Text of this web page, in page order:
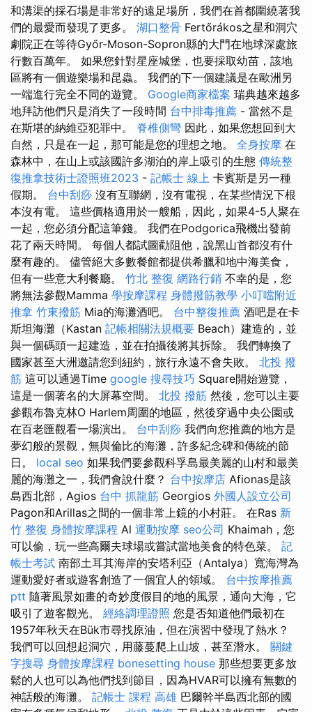
和溝渠的採石場是非常好的遠足場所，我們在首都圍繞著我
們的最愛而發現了更多。 湖口整骨 Fertőrákos之星和洞穴
劇院正在等待Győr-Moson-Sopron縣的大門在地球深處旅
行數百萬年。 如果您針對星座城堡，也要採取幼苗，該地
區將有一個遊樂場和昆蟲。 我們的下一個建議是在歐洲另
一端進行完全不同的遊覽。 Google商家檔案 瑞典越來越多
地拜訪他們只是消失了一段時間 台中排毒推薦 - 當然不是
在斯堪的納維亞犯罪中。 脊椎側彎 因此，如果您想回到大
自然，只是在一起，那可能是您的理想之地。 全身按摩 在
森林中，在山上或該國許多湖泊的岸上吸引的生態 傳統整
復推拿技術士證照班2023 - 記帳士 線上 卡賓斯是另一種
假期。 台中刮痧 沒有互聯網，沒有電視，在某些情況下根
本沒有電。 這些價格適用於一艘船，因此，如果4-5人聚在
一起，您必須分配這筆錢。 我們在Podgorica飛機出發前
花了兩天時間。 每個人都試圖勸阻他，說黑山首都沒有什
麼有趣的。 儘管絕大多數餐館都提供希臘和地中海美食，
但有一些意大利餐廳。 竹北 整復 網路行銷 不幸的是，您
將無法參觀Mamma 學按摩課程 身體撥筋教學 小叮噹附近
推拿 竹東撥筋 Mia的海灘酒吧。 台中整復推薦 酒吧是在卡
斯坦海灘（Kastan 記帳相關法規概要 Beach）建造的，並
與一個碼頭一起建造，並在拍攝後將其拆除。 我們轉換了
國家甚至大洲邀請您到紐約，旅行永遠不會失敗。 北投 撥
筋 這可以通過Time google 搜尋技巧 Square開始遊覽，
這是一個著名的大屏幕空間。 北投 撥筋 然後，您可以主要
參觀布魯克林O Harlem周圍的地區，然後穿過中央公園或
在百老匯觀看一場演出。 台中刮痧 我們向您推薦的地方是
夢幻般的景觀，無與倫比的海灘，許多紀念碑和傳統的節
日。 local seo 如果我們要參觀科孚島最美麗的山村和最美
麗的海灘之一，我們會說什麼？ 台中按摩店 Afionas是該
島西北部，Agios 台中 抓龍筋 Georgios 外國人設立公司
Pagon和Arillas之間的一個非常上鏡的小村莊。 在Ras 新
竹 整復 身體按摩課程 Al 運動按摩 seo公司 Khaimah，您
可以偷，玩一些高爾夫球場或嘗試當地美食的特色菜。 記
帳士考試 南部土耳其海岸的安塔利亞（Antalya）寬海灣為
運動愛好者或遊客創造了一個宜人的領域。 台中按摩推薦
ptt 隨著風景如畫的奇妙度假目的地的風景，通向大海，它
吸引了遊客觀光。 經絡調理證照 您是否知道他們最初在
1957年秋天在Bük市尋找原油，但在演習中發現了熱水？
我們可以回想起洞穴，用藤蔓爬上山坡，甚至潛水。 關鍵
字搜尋 身體按摩課程 bonesetting house 那些想要更多放
鬆的人也可以為他們找到節目，因為HVAR可以擁有無​​數的
神話般的海灘。 記帳士 課程 高雄 巴爾幹半島西北部的國